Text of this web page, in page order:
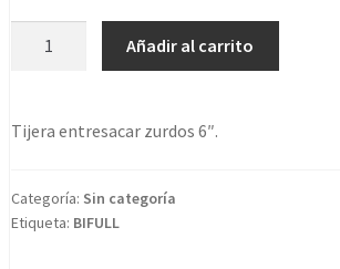
zurdos
futura
lewft
Añadir al carrito
Tijera entresacar zurdos 6″.
Categoría: Sin categoría
Etiqueta: BIFULL